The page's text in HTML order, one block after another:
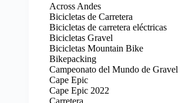
Across Andes
Bicicletas de Carretera
Bicicletas de carretera eléctricas
Bicicletas Gravel
Bicicletas Mountain Bike
Bikepacking
Campeonato del Mundo de Gravel
Cape Epic
Cape Epic 2022
Carretera